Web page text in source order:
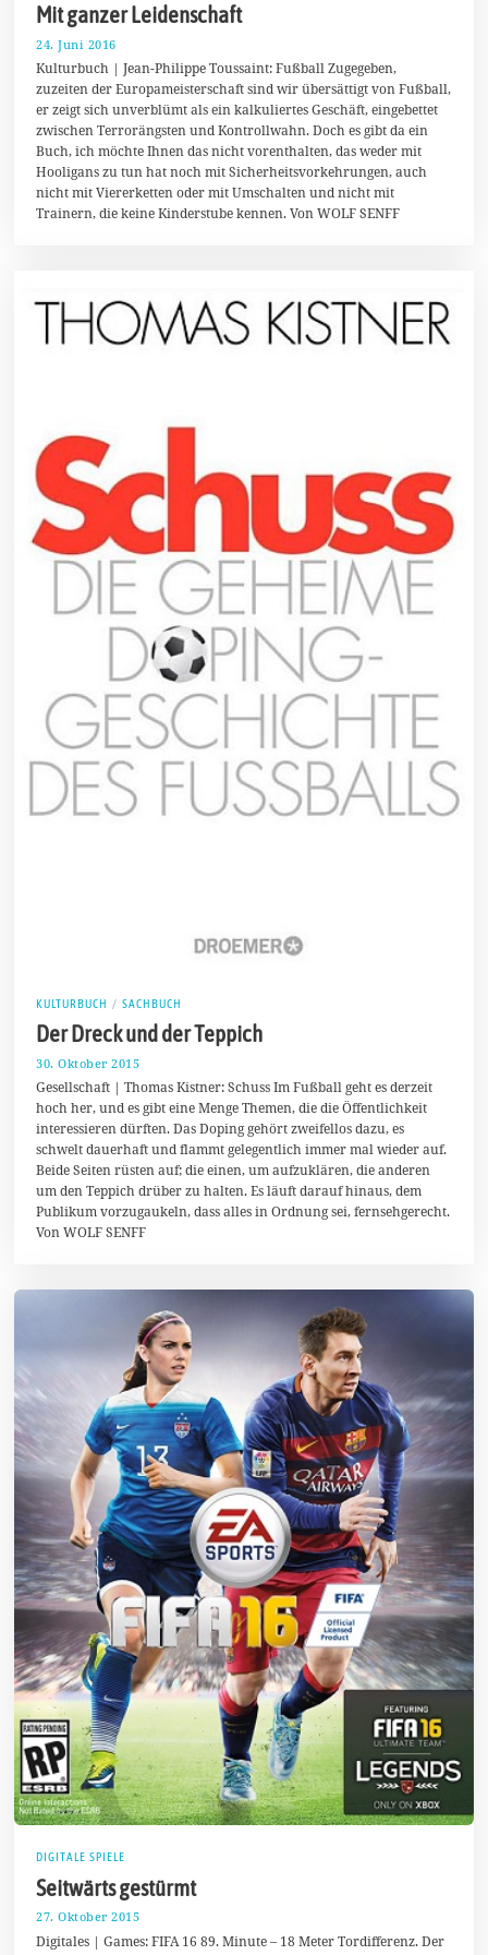
Mit ganzer Leidenschaft
24. Juni 2016
3
.
J
u
n
2
0
1
6
Kulturbuch | Jean-Philippe Toussaint: Fußball Zugegeben,
zuzeiten der Europameisterschaft sind wir übersättigt von Fußball,
er zeigt sich unverblümt als ein kalkuliertes Geschäft, eingebettet
zwischen Terrorängsten und Kontrollwahn. Doch es gibt da ein
Buch, ich möchte Ihnen das nicht vorenthalten, das weder mit
Hooligans zu tun hat noch mit Sicherheitsvorkehrungen, auch
nicht mit Viererketten oder mit Umschalten und nicht mit
Trainern, die keine Kinderstube kennen. Von WOLF SENFF
KULTURBUCH / SACHBUCH
Der Dreck und der Teppich
30. Oktober 2015
.
J
a
n
a
r
2
0
1
Gesellschaft | Thomas Kistner: Schuss Im Fußball geht es derzeit
hoch her, und es gibt eine Menge Themen, die die Öffentlichkeit
interessieren dürften. Das Doping gehört zweifellos dazu, es
schwelt dauerhaft und flammt gelegentlich immer mal wieder auf.
Beide Seiten rüsten auf; die einen, um aufzuklären, die anderen
um den Teppich drüber zu halten. Es läuft darauf hinaus, dem
Publikum vorzugaukeln, dass alles in Ordnung sei, fernsehgerecht.
Von WOLF SENFF
DIGITALE SPIELE
Seitwärts gestürmt
27. Oktober 2015
.
Digitales | Games: FIFA 16 89. Minute – 18 Meter Tordifferenz. Der